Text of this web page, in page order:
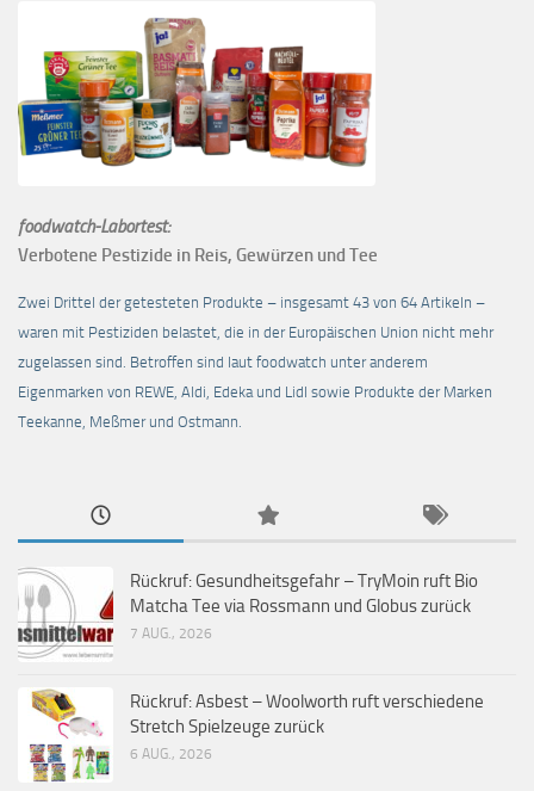
foodwatch-Labortest:
Verbotene Pestizide in Reis, Gewürzen und Tee
Zwei Drittel der getesteten Produkte – insgesamt 43 von 64 Artikeln –
waren mit Pestiziden belastet, die in der Europäischen Union nicht mehr
zugelassen sind. Betroffen sind laut foodwatch unter anderem
Eigenmarken von REWE, Aldi, Edeka und Lidl sowie Produkte der Marken
Teekanne, Meßmer und Ostmann.
Rückruf: Gesundheitsgefahr – TryMoin ruft Bio
Matcha Tee via Rossmann und Globus zurück
7 AUG., 2026
Rückruf: Asbest – Woolworth ruft verschiedene
Stretch Spielzeuge zurück
6 AUG., 2026